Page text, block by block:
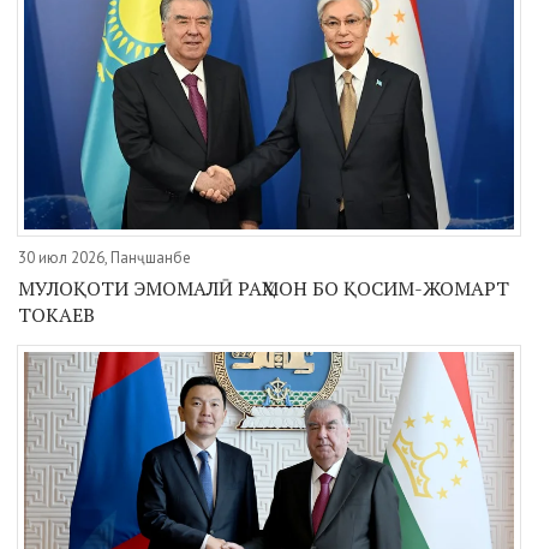
30 июл 2026, Панҷшанбе
МУЛОҚОТИ ЭМОМАЛӢ РАҲМОН БО ҚОСИМ-ЖОМАРТ
ТОКАЕВ